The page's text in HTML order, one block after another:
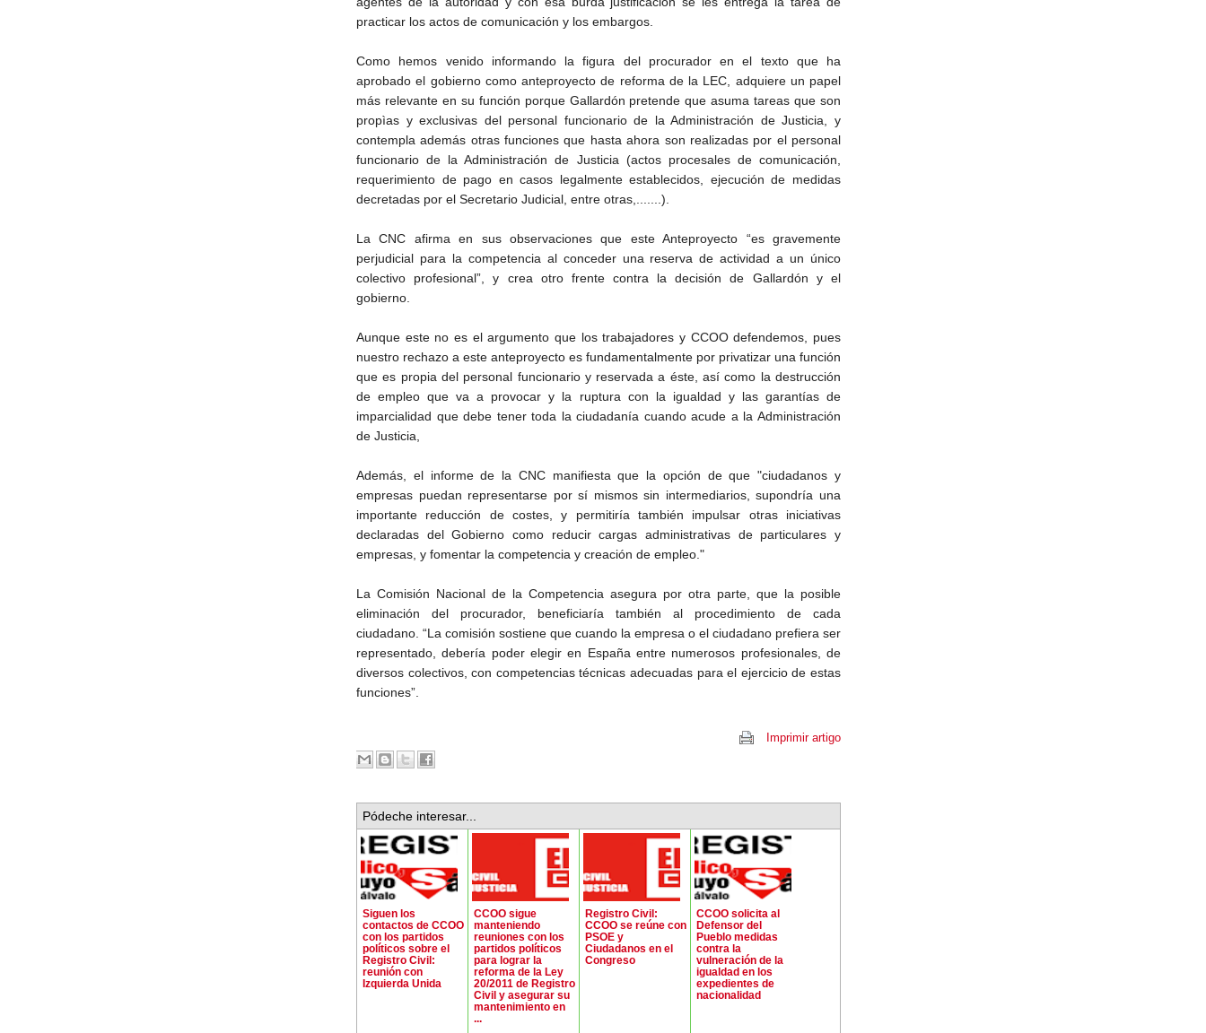
practicar los actos de comunicación y los embargos.
Como hemos venido informando la figura del procurador en el texto que ha
aprobado el gobierno como anteproyecto de reforma de la LEC, adquiere un papel
más relevante en su función porque Gallardón pretende que asuma tareas que son
propìas y exclusivas del personal funcionario de la Administración de Justicia, y
contempla además otras funciones que hasta ahora son realizadas por el personal
funcionario de la Administración de Justicia (actos procesales de comunicación,
requerimiento de pago en casos legalmente establecidos, ejecución de medidas
decretadas por el Secretario Judicial, entre otras,.......).
La CNC afirma en sus observaciones que este Anteproyecto “es gravemente
perjudicial para la competencia al conceder una reserva de actividad a un único
colectivo profesional”, y crea otro frente contra la decisión de Gallardón y el
gobierno.
Aunque este no es el argumento que los trabajadores y CCOO defendemos, pues
nuestro rechazo a este anteproyecto es fundamentalmente por privatizar una función
que es propia del personal funcionario y reservada a éste, así como la destrucción
de empleo que va a provocar y la ruptura con la igualdad y las garantías de
imparcialidad que debe tener toda la ciudadanía cuando acude a la Administración
de Justicia,
Además, el informe de la CNC manifiesta que la opción de que "ciudadanos y
empresas puedan representarse por sí mismos sin intermediarios, supondría una
importante reducción de costes, y permitiría también impulsar otras iniciativas
declaradas del Gobierno como reducir cargas administrativas de particulares y
empresas, y fomentar la competencia y creación de empleo."
La Comisión Nacional de la Competencia asegura por otra parte, que la posible
eliminación del procurador, beneficiaría también al procedimiento de cada
ciudadano. “La comisión sostiene que cuando la empresa o el ciudadano prefiera ser
representado, debería poder elegir en España entre numerosos profesionales, de
diversos colectivos, con competencias técnicas adecuadas para el ejercicio de estas
funciones”.
Imprimir artigo
Pódeche interesar...
Siguen los
contactos de CCOO
con los partidos
políticos sobre el
Registro Civil:
reunión con
Izquierda Unida
CCOO sigue
manteniendo
reuniones con los
partidos políticos
para lograr la
reforma de la Ley
20/2011 de Registro
Civil y asegurar su
mantenimiento en
...
Registro Civil:
CCOO se reúne con
PSOE y
Ciudadanos en el
Congreso
CCOO solicita al
Defensor del
Pueblo medidas
contra la
vulneración de la
igualdad en los
expedientes de
nacionalidad